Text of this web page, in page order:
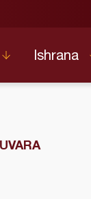
Ishrana